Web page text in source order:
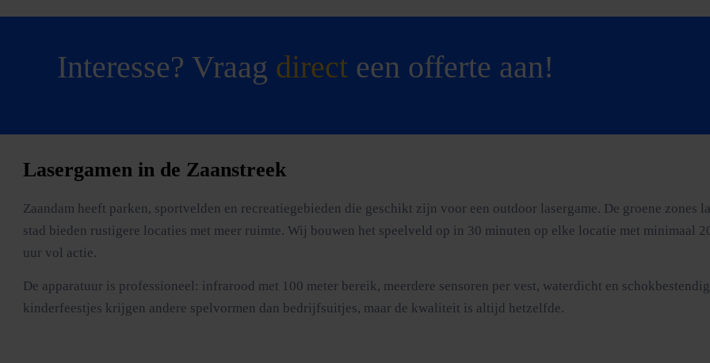
Interesse? Vraag direct een offerte aan!
Lasergamen in de Zaanstreek
Zaandam heeft parken, sportvelden en recreatiegebieden die geschikt zijn voor een outdoor lasergame. De groene zones
stad bieden rustigere locaties met meer ruimte. Wij bouwen het speelveld op in 30 minuten op elke locatie met minimaal
uur vol actie.
De apparatuur is professioneel: infrarood met 100 meter bereik, meerdere sensoren per vest, waterdicht en
kinderfeestjes krijgen andere spelvormen dan bedrijfsuitjes, maar de kwaliteit is altijd hetzelfde.